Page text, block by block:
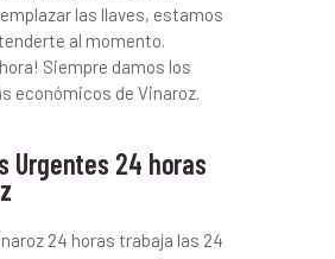
las llaves, estamos
al momento.
Siempre damos los
económicos de Vinaroz.
Urgentes 24 horas
24 horas trabaja las 24